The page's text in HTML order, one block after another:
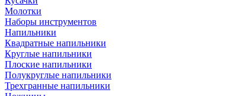
Молотки
Наборы инструментов
Напильники
Квадратные напильники
Круглые напильники
Плоские напильники
Полукруглые напильники
Трехгранные напильники